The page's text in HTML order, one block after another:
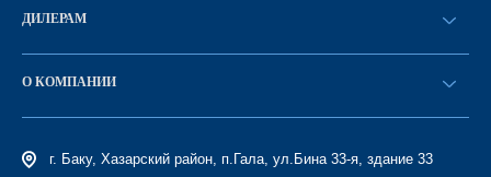
Каталог
ДИЛЕРАМ
Стать дилером
О КОМПАНИИ
История компании
г. Баку, Хазарский район, п.Гала, ул.Бина 33-я, здание 33